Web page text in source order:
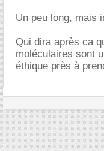
Un peu long, mais
Qui dira après ca
moléculaires sont
éthique près à